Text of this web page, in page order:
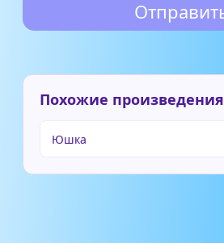
Похожие произведения
Юшка